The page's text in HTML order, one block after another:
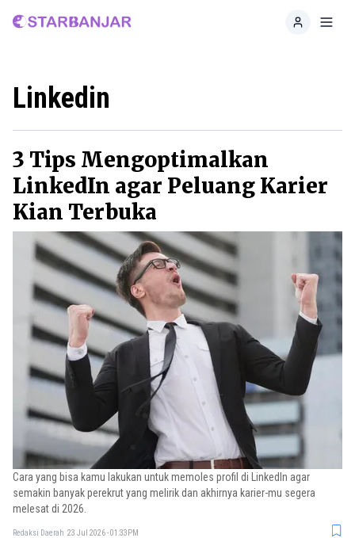
Home
Linkedin
3 Tips Mengoptimalkan
LinkedIn agar Peluang Karier
Kian Terbuka
Cara yang bisa kamu lakukan untuk memoles profil di LinkedIn agar
semakin banyak perekrut yang melirik dan akhirnya karier-mu segera
melesat di 2026.
Redaksi Daerah 23 Jul 2026 - 01:33PM